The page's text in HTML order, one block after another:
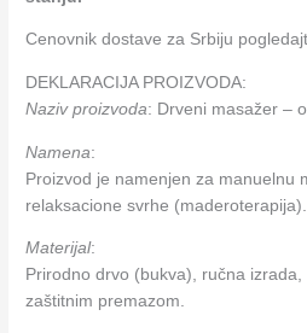
Cenovnik dostave za Srbiju
DEKLARACIJA PROIZVODA:
Naziv proizvoda: Drveni masažer –
Namena:
Proizvod je namenjen za manuelnu
relaksacione svrhe (maderoterapija).
Materijal:
Prirodno drvo (bukva), ručna
zaštitnim premazom.